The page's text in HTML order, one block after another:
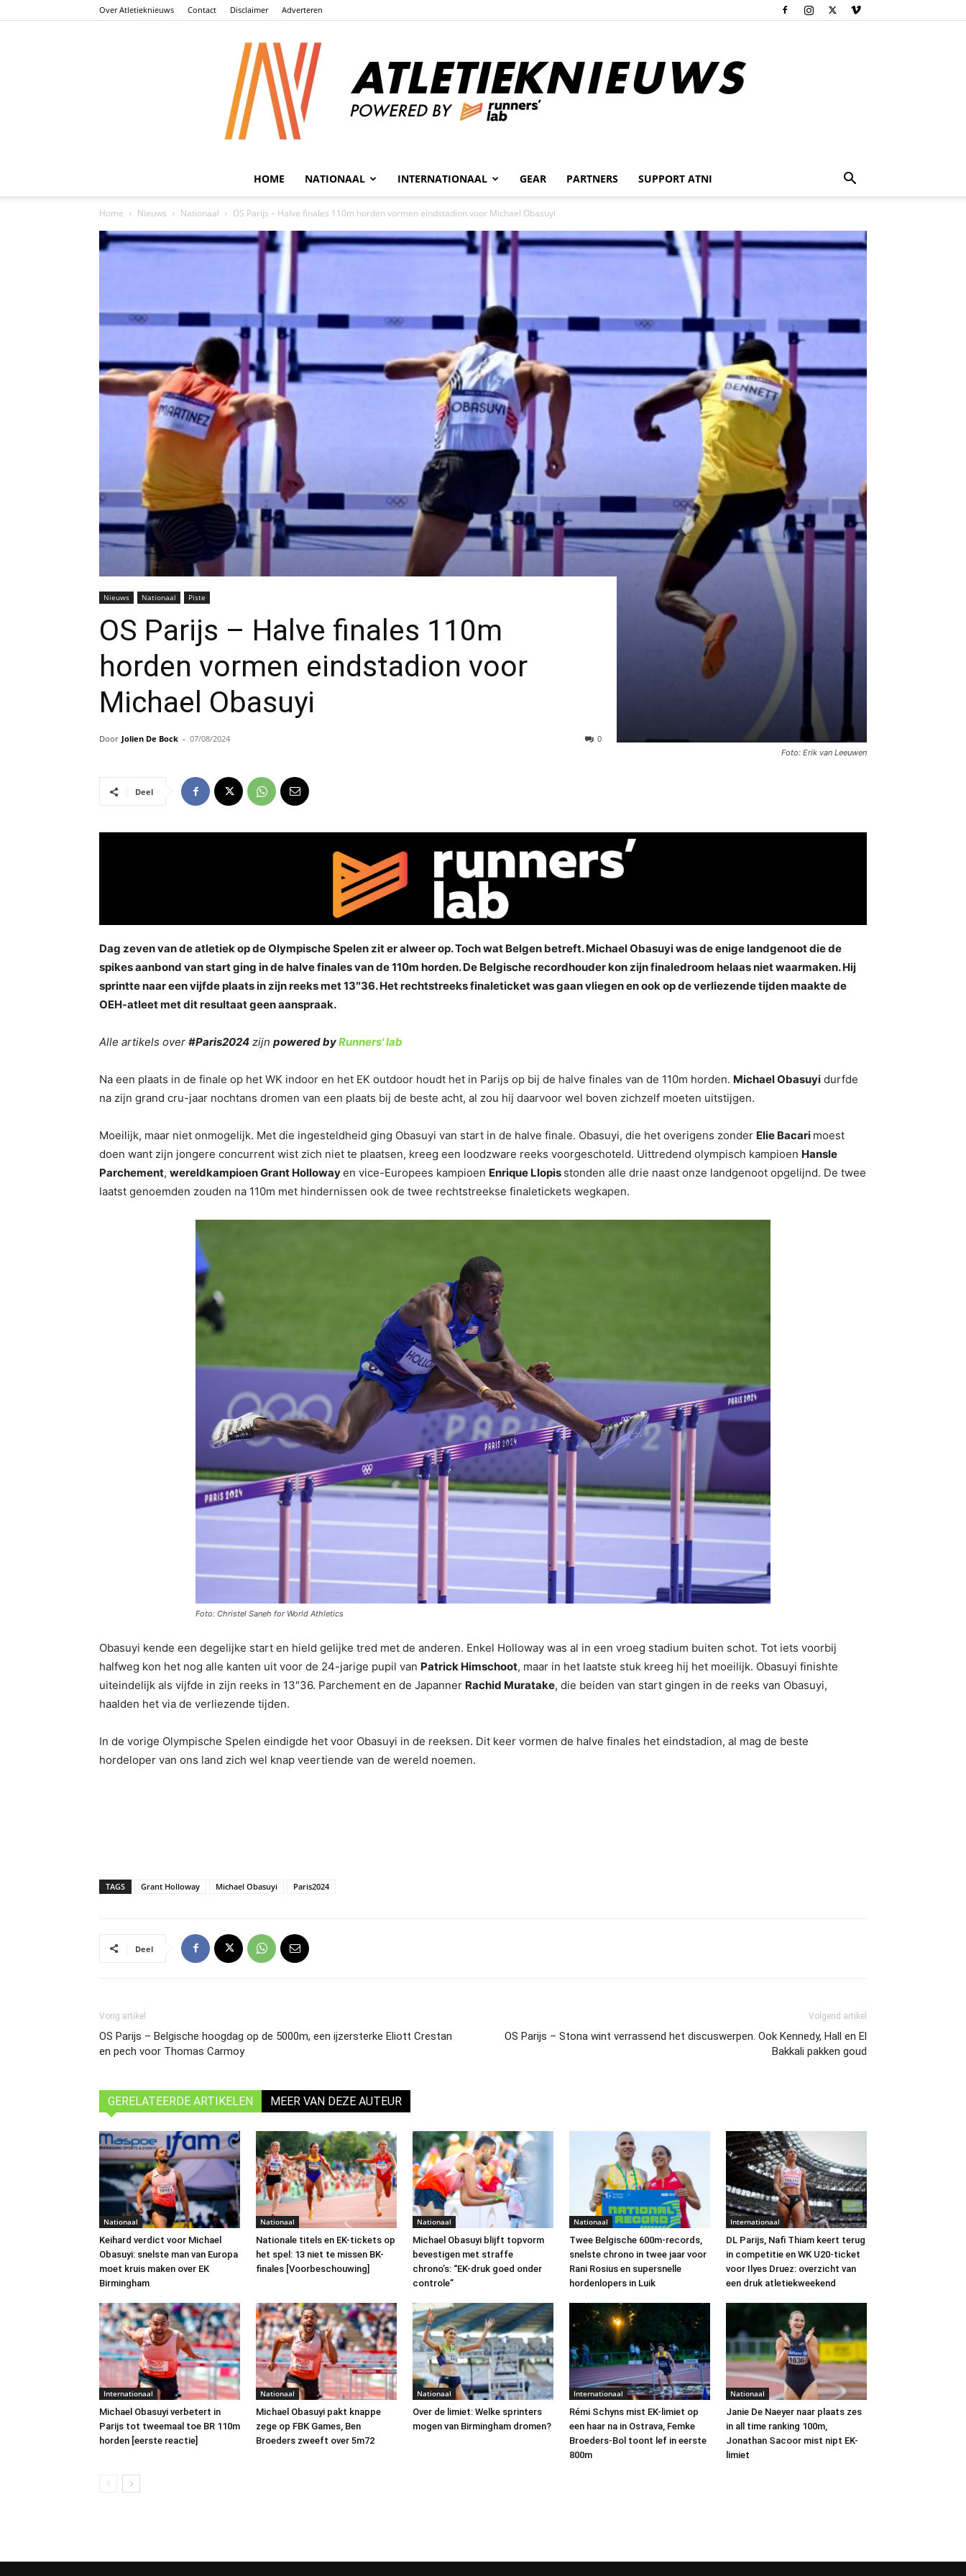
Over Atletieknieuws Contact Disclaimer Adverteren
Atletieknieuws
HOME NATIONAAL INTERNATIONAAL GEAR PARTNERS SUPPORT ATNI
Home Nieuws Nationaal OS Parijs – Halve finales 110m horden vormen eindstadion voor Michael Obasuyi
Foto: Erik van Leeuwen
Nieuws Nationaal Piste
OS Parijs – Halve finales 110m
horden vormen eindstadion voor
Michael Obasuyi
Door Jolien De Bock - 07/08/2024 0
Deel
Dag zeven van de atletiek op de Olympische Spelen zit er alweer op. Toch wat Belgen betreft. Michael Obasuyi was de enige landgenoot die de
spikes aanbond van start ging in de halve finales van de 110m horden. De Belgische recordhouder kon zijn finaledroom helaas niet waarmaken. Hij
sprintte naar een vijfde plaats in zijn reeks met 13″36. Het rechtstreeks finaleticket was gaan vliegen en ook op de verliezende tijden maakte de
OEH-atleet met dit resultaat geen aanspraak.
Alle artikels over #Paris2024 zijn powered byRunners' lab
Na een plaats in de finale op het WK indoor en het EK outdoor houdt het in Parijs op bij de halve finales van de 110m horden. Michael Obasuyi durfde
na zijn grand cru-jaar nochtans dromen van een plaats bij de beste acht, al zou hij daarvoor wel boven zichzelf moeten uitstijgen.
Moeilijk, maar niet onmogelijk. Met die ingesteldheid ging Obasuyi van start in de halve finale. Obasuyi, die het overigens zonder Elie Bacari moest
doen want zijn jongere concurrent wist zich niet te plaatsen, kreeg een loodzware reeks voorgeschoteld. Uittredend olympisch kampioen Hansle
Parchement, wereldkampioen Grant Hollowayen vice-Europees kampioen Enrique Llopis stonden alle drie naast onze landgenoot opgelijnd. De twee
laatst genoemden zouden na 110m met hindernissen ook de twee rechtstreekse finaletickets wegkapen.
Foto: Christel Saneh for World Athletics
Obasuyi kende een degelijke start en hield gelijke tred met de anderen. Enkel Holloway was al in een vroeg stadium buiten schot. Tot iets voorbij
halfweg kon het nog alle kanten uit voor de 24-jarige pupil van Patrick Himschoot, maar in het laatste stuk kreeg hij het moeilijk. Obasuyi finishte
uiteindelijk als vijfde in zijn reeks in 13″36. Parchement en de Japanner Rachid Muratake, die beiden van start gingen in de reeks van Obasuyi,
haalden het via de verliezende tijden.
In de vorige Olympische Spelen eindigde het voor Obasuyi in de reeksen. Dit keer vormen de halve finales het eindstadion, al mag de beste
hordeloper van ons land zich wel knap veertiende van de wereld noemen.
TAGS Grant Holloway Michael Obasuyi Paris2024
Deel
Vorig artikel
OS Parijs – Belgische hoogdag op de 5000m, een ijzersterke Eliott Crestan
en pech voor Thomas Carmoy
Volgend artikel
OS Parijs – Stona wint verrassend het discuswerpen. Ook Kennedy, Hall en El
Bakkali pakken goud
GERELATEERDE ARTIKELEN MEER VAN DEZE AUTEUR
Nationaal
Keihard verdict voor Michael
Obasuyi: snelste man van Europa
moet kruis maken over EK
Birmingham
Nationaal
Nationale titels en EK-tickets op
het spel: 13 niet te missen BK-
finales [Voorbeschouwing]
Nationaal
Michael Obasuyi blijft topvorm
bevestigen met straffe
chrono’s: “EK-druk goed onder
controle”
Nationaal
Twee Belgische 600m-records,
snelste chrono in twee jaar voor
Rani Rosius en supersnelle
hordenlopers in Luik
Internationaal
DL Parijs, Nafi Thiam keert terug
in competitie en WK U20-ticket
voor Ilyes Druez: overzicht van
een druk atletiekweekend
Internationaal
Michael Obasuyi verbetert in
Parijs tot tweemaal toe BR 110m
horden [eerste reactie]
Nationaal
Michael Obasuyi pakt knappe
zege op FBK Games, Ben
Broeders zweeft over 5m72
Nationaal
Over de limiet: Welke sprinters
mogen van Birmingham dromen?
Internationaal
Rémi Schyns mist EK-limiet op
een haar na in Ostrava, Femke
Broeders-Bol toont lef in eerste
800m
Nationaal
Janie De Naeyer naar plaats zes
in all time ranking 100m,
Jonathan Sacoor mist nipt EK-
limiet